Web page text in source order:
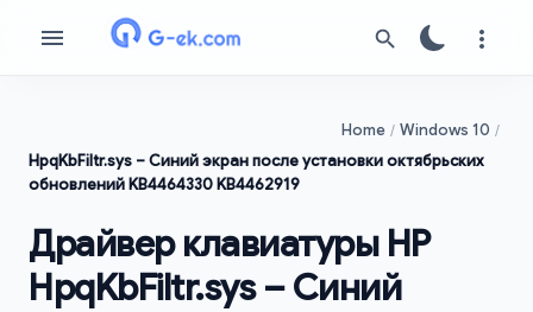
Home
Windows 10
HpqKbFiltr.sys – Синий экран после установки октябрьских
обновлений KB4464330 KB4462919
Драйвер клавиатуры HP
HpqKbFiltr.sys – Синий